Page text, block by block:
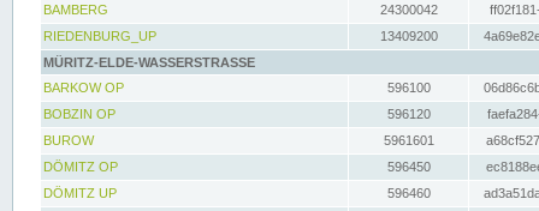
BAMBERG
24300042
RIEDENBURG_UP
13409200
MÜRITZ-ELDE-WASSERSTRASSE
BARKOW OP
596100
BOBZIN OP
596120
BUROW
5961601
DÖMITZ OP
596450
DÖMITZ UP
596460